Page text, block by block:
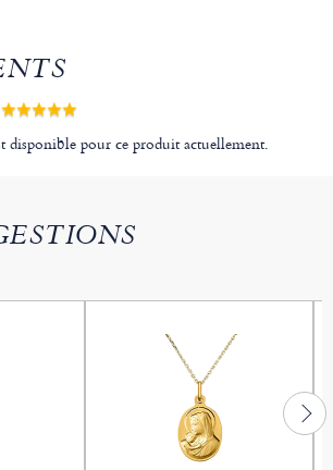
disponible pour ce produit actuellement.